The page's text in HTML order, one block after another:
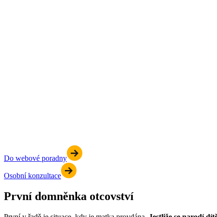
Do webové poradny
Osobní konzultace
První domněnka otcovství